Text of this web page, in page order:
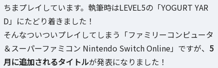
ちまプレイしています。執筆時はLEVEL5の「YOGURT YAR
D」にたどり着きました！
そんなついついプレイしてしまう「ファミリーコンピュータ
＆スーパーファミコン Nintendo Switch Online」ですが、 5
月に追加されるタイトルが発表になりました！